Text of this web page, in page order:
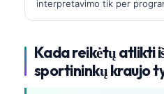
interpretavimo tik per
Kada reikėtų atlikti
sportininkų kraujo